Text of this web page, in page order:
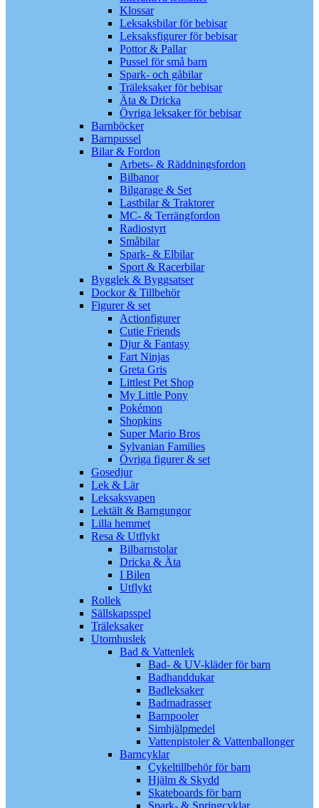
Klossar
Leksaksbilar för bebisar
Leksaksfigurer för bebisar
Pottor & Pallar
Pussel för små barn
Spark- och gåbilar
Träleksaker för bebisar
Äta & Dricka
Övriga leksaker för bebisar
Barnböcker
Barnpussel
Bilar & Fordon
Arbets- & Räddningsfordon
Bilbanor
Bilgarage & Set
Lastbilar & Traktorer
MC- & Terrängfordon
Radiostyrt
Småbilar
Spark- & Elbilar
Sport & Racerbilar
Bygglek & Byggsatser
Dockor & Tillbehör
Figurer & set
Actionfigurer
Cutie Friends
Djur & Fantasy
Fart Ninjas
Greta Gris
Littlest Pet Shop
My Little Pony
Pokémon
Shopkins
Super Mario Bros
Sylvanian Families
Övriga figurer & set
Gosedjur
Lek & Lär
Leksaksvapen
Lektält & Barngungor
Lilla hemmet
Resa & Utflykt
Bilbarnstolar
Dricka & Äta
I Bilen
Utflykt
Rollek
Sällskapsspel
Träleksaker
Utomhuslek
Bad & Vattenlek
Bad- & UV-kläder för barn
Badhanddukar
Badleksaker
Badmadrasser
Barnpooler
Simhjälpmedel
Vattenpistoler & Vattenballonger
Barncyklar
Cykeltillbehör för barn
Hjälm & Skydd
Skateboards för barn
Spark- & Springcyklar